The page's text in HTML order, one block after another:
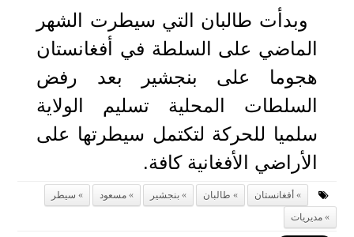
وبدأت طالبان التي سيطرت الشهر
الماضي على السلطة في أفغانستان
هجوما على بنجشير بعد رفض
السلطات المحلية تسليم الولاية
سلميا للحركة لتكتمل سيطرتها على
الأراضي الأفغانية كافة.
أفغانستان طالبان بنجشير مسعود
سيطر
مديريات